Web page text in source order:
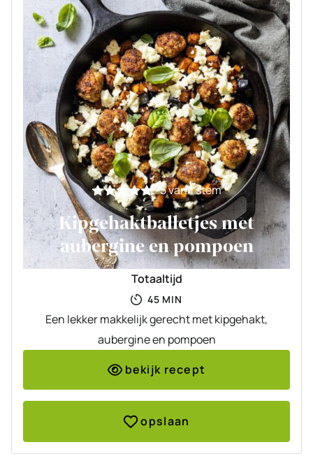
5van 1 stem
Kipgehaktballetjes met
aubergine en pompoen
Totaaltijd
45MINUTEN
MIN
Een lekker makkelijk gerecht met kipgehakt,
aubergine en pompoen
bekijk recept
opslaan